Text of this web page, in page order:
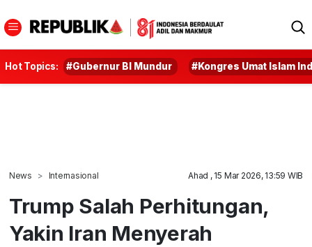
Hot Topics: #Gubernur BI Mundur #Kongres Umat Islam
News Internasional Ahad , 15 Mar 2026, 13:59 WIB
Trump Salah Perhitungan,
Yakin Iran Menyerah